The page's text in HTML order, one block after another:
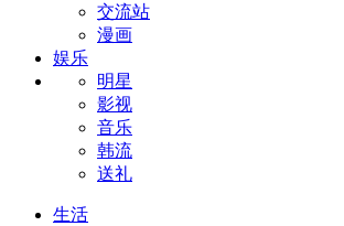
交流站
漫画
娱乐
明星
影视
音乐
韩流
送礼
生活